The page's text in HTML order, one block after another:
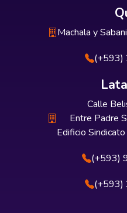
Machala y
(+593)
Calle
Entre Padre
Edificio
(+593)
(+593)